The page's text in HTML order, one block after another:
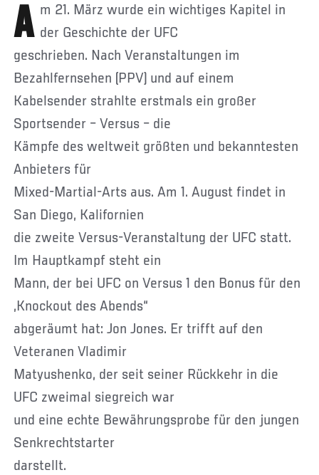
Am 21. März wurde ein wichtiges Kapitel in der Geschichte der UFC
geschrieben. Nach Veranstaltungen im
Bezahlfernsehen (PPV) und auf einem
Kabelsender strahlte erstmals ein großer
Sportsender – Versus – die
Kämpfe des weltweit größten und bekanntesten
Anbieters für
Mixed-Martial-Arts aus. Am 1. August findet in
San Diego, Kalifornien
die zweite Versus-Veranstaltung der UFC statt.
Im Hauptkampf steht ein
Mann, der bei UFC on Versus 1 den Bonus für den
„Knockout des Abends“
abgeräumt hat: Jon Jones. Er trifft auf den
Veteranen Vladimir
Matyushenko, der seit seiner Rückkehr in die
UFC zweimal siegreich war
und eine echte Bewährungsprobe für den jungen
Senkrechtstarter
darstellt.